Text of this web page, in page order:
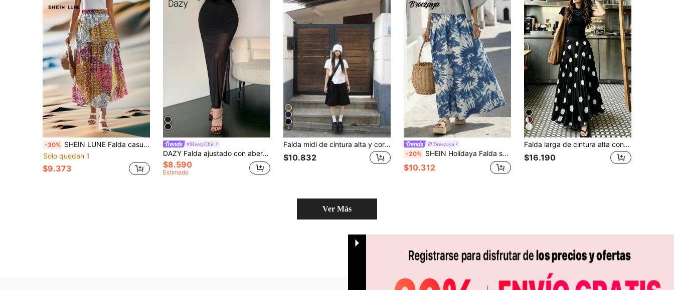
-30% SHEIN LUNE Falda casual con abertura lateral y estampado de flores patchwork para mujer de vacaciones
Solo quedan 1
$9.373
#MessyChic
DAZY Falda ajustado con abertura alta, parches de malla transparente, sexy para citas
$8.590
Estimado
5
Falda midi de cintura alta y corte evasé holgado
$10.832
Breezaya
-20% SHEIN Holidaya Falda suelta casual con estampado de teñido anudado en azul
$10.312
Falda larga de cintura alta con pliegues románticos de lunares en blanco y negro para mujer, sofisticada y elegante para ir al trabajo, oficina, casual, playa, resort, té de la tarde, comodidad en el hogar, estilo joven, nueva llegada de primavera/verano, estética
$16.190
Ver Más